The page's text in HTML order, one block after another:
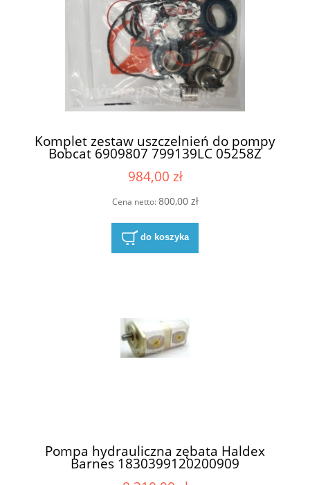
Komplet zestaw uszczelnień do pompy
Bobcat 6909807 799139LC 05258Z
984,00 zł
Cena netto:800,00 zł
do koszyka
Pompa hydrauliczna zębata Haldex
Barnes 1830399120200909